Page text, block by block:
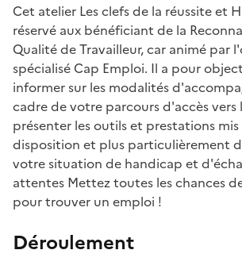
Cet atelier Les clefs de la réussite et
réservé aux bénéficiant de la
Qualité de Travailleur, car animé par
spécialisé Cap Emploi. Il a pour
informer sur les modalités
cadre de votre parcours d'accès vers
présenter les outils et prestations
disposition et plus particulièrement
votre situation de handicap et
attentes Mettez toutes les chances
pour trouver un emploi !
Déroulement